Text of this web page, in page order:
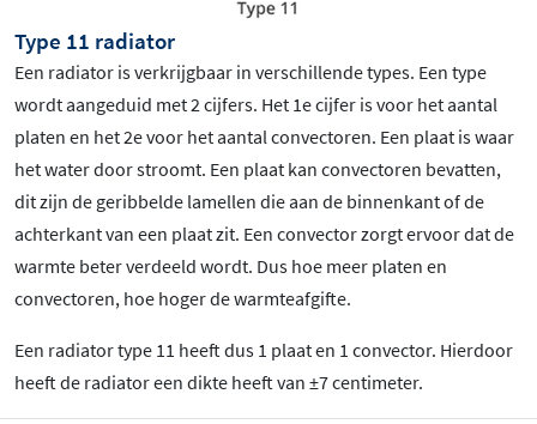
Type 11 radiator
Een radiator is verkrijgbaar in verschillende types. Een type
wordt aangeduid met 2 cijfers. Het 1e cijfer is voor het aantal
platen en het 2e voor het aantal convectoren. Een plaat is waar
het water door stroomt. Een plaat kan convectoren bevatten,
dit zijn de geribbelde lamellen die aan de binnenkant of de
achterkant van een plaat zit. Een convector zorgt ervoor dat de
warmte beter verdeeld wordt. Dus hoe meer platen en
convectoren, hoe hoger de warmteafgifte.
Een radiator type 11 heeft dus 1 plaat en 1 convector. Hierdoor
heeft de radiator een dikte heeft van ±7 centimeter.